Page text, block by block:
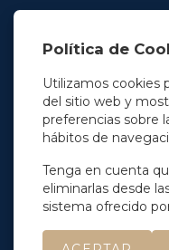
En Madrid
En
Beethoven 13
+34 93 201 87
Política de
Utilizamos cookies
del sitio web y
preferencias sobre
hábitos de
Tenga en cuenta
eliminarlas desde
sistema ofrecido